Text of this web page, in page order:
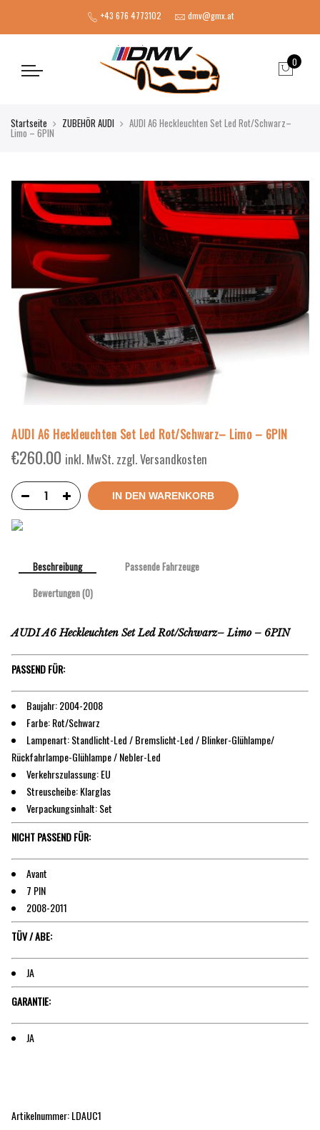
+43 676 4773102 dmv@gmx.at
0
Startseite ZUBEHÖR AUDI AUDI A6 Heckleuchten Set Led Rot/Schwarz–
Limo – 6PIN
AUDI A6 Heckleuchten Set Led Rot/Schwarz– Limo – 6PIN
€260.00 inkl. MwSt. zzgl. Versandkosten
IN DEN WARENKORB
Beschreibung
Passende Fahrzeuge
Bewertungen (0)
AUDI A6 Heckleuchten Set Led Rot/Schwarz– Limo – 6PIN
PASSEND FÜR:
Baujahr: 2004-2008
Farbe: Rot/Schwarz
Lampenart: Standlicht-Led / Bremslicht-Led / Blinker-Glühlampe/
Rückfahrlampe-Glühlampe / Nebler-Led
Verkehrszulassung: EU
Streuscheibe: Klarglas
Verpackungsinhalt: Set
NICHT PASSEND FÜR:
Avant
7 PIN
2008-2011
TÜV / ABE:
JA
GARANTIE:
JA
Artikelnummer: LDAUC1